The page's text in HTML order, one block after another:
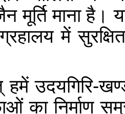
मूर्ति माना है।
में
उदयगिरि-
का निर्माण